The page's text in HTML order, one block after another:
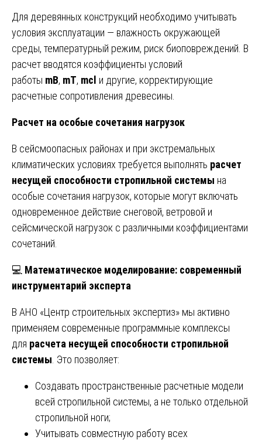
Для деревянных конструкций необходимо учитывать
условия эксплуатации — влажность окружающей
среды, температурный режим, риск биоповреждений. В
расчет вводятся коэффициенты условий
работы mB, mT, mcl и другие, корректирующие
расчетные сопротивления древесины.
Расчет на особые сочетания нагрузок
В сейсмоопасных районах и при экстремальных
климатических условиях требуется выполнять расчет
несущей способности стропильной системы на
особые сочетания нагрузок, которые могут включать
одновременное действие снеговой, ветровой и
сейсмической нагрузок с различными коэффициентами
сочетаний.
💻 Математическое моделирование: современный
инструментарий эксперта
В АНО «Центр строительных экспертиз» мы активно
применяем современные программные комплексы
для расчета несущей способности стропильной
системы . Это позволяет:
Создавать пространственные расчетные модели
всей стропильной системы, а не только отдельной
стропильной ноги;
Учитывать совместную работу всех